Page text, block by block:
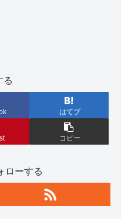
る
はてブ
コピー
ローする